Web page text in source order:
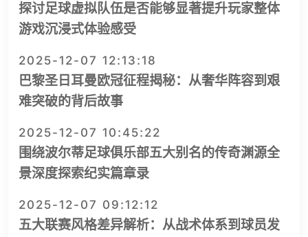
探讨足球虚拟队伍是否能够显著提升玩家整体
游戏沉浸式体验感受
2025-12-07 12:13:18
巴黎圣日耳曼欧冠征程揭秘：从奢华阵容到艰
难突破的背后故事
2025-12-07 10:45:22
围绕波尔蒂足球俱乐部五大别名的传奇渊源全
景深度探索纪实篇章录
2025-12-07 09:12:12
五大联赛风格差异解析：从战术体系到球员发